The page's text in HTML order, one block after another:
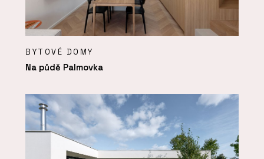
BYTOVÉ DOMY
Na půdě Palmovka